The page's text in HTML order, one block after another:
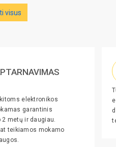
visus
elektronikos
garantinis
metų ir daugiau.
teikiamos mokamo